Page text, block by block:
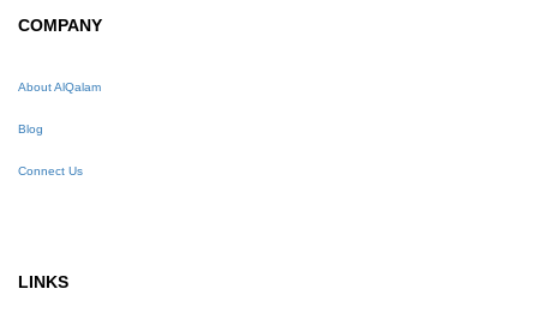
COMPANY
About AlQalam
Blog
Connect Us
LINKS